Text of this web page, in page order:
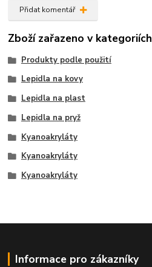
Přidat komentář
Zboží zařazeno v kategoriích
Produkty podle použití
Lepidla na kovy
Lepidla na plast
Lepidla na pryž
Kyanoakryláty
Kyanoakryláty
Kyanoakryláty
Informace pro zákazníky